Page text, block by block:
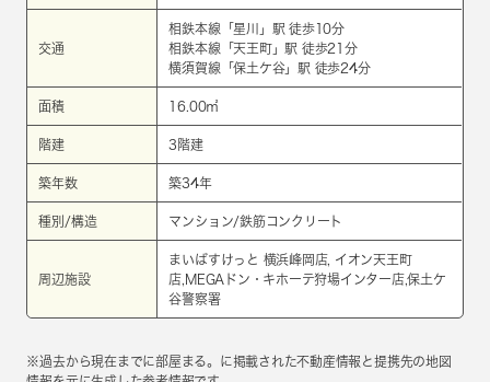
交通
相鉄本線 「星川
」駅 徒歩10分
相鉄本線 「 天王町」駅 徒歩21分
横須賀線 「保土ケ谷」駅 徒歩24分
面積 16.00㎡
階建 3階建
築年数 築34年
種別/構造 マンション/鉄筋コンクリート
周辺施設
まいばすけっと 横浜峰岡店, イオン天王町
店,MEGAドン・キホーテ狩場インター店,保土ケ
谷警察署
※過去から現在までに部屋まる。に掲載された不動産情報と提携先の地図